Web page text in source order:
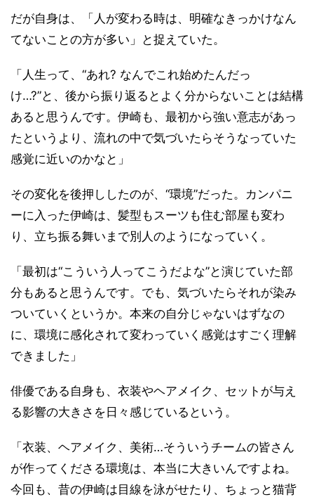
だが自身は、「人が変わる時は、明確なきっかけなん
てないことの方が多い」と捉えていた。
「人生って、“あれ? なんでこれ始めたんだっ
け…?”と、後から振り返るとよく分からないことは結構
あると思うんです。伊崎も、最初から強い意志があっ
たというより、流れの中で気づいたらそうなっていた
感覚に近いのかなと」
その変化を後押ししたのが、“環境”だった。カンパニ
ーに入った伊崎は、髪型もスーツも住む部屋も変わ
り、立ち振る舞いまで別人のようになっていく。
「最初は“こういう人ってこうだよな”と演じていた部
分もあると思うんです。でも、気づいたらそれが染み
ついていくというか。本来の自分じゃないはずなの
に、環境に感化されて変わっていく感覚はすごく理解
できました」
俳優である自身も、衣装やヘアメイク、セットが与え
る影響の大きさを日々感じているという。
「衣装、ヘアメイク、美術…そういうチームの皆さん
が作ってくださる環境は、本当に大きいんですよね。
今回も、昔の伊崎は目線を泳がせたり、ちょっと猫背